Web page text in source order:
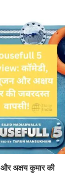
अक्षय कुमार की